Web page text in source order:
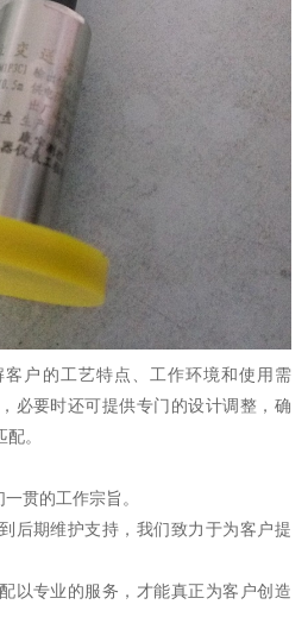
户的工艺特点、工作环境和使用需
必要时还可提供专门的设计调整，确
。
贯的工作宗旨。
后期维护支持，我们致力于为客户提
以专业的服务，才能真正为客户创造